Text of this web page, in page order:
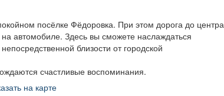
посёлке Фёдоровка. При этом дорога до центра
автомобиле. Здесь вы сможете наслаждаться
близости от городской
счастливые воспоминания.
на карте